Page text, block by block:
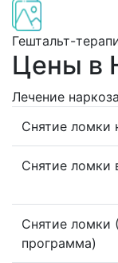
Гештальт-
Цены в
Лечение
Снятие ломки
Снятие ломки
Снятие ломки
программа)